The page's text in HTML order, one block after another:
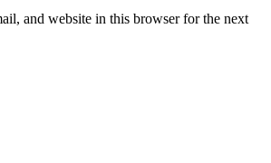
and website in this browser for the next